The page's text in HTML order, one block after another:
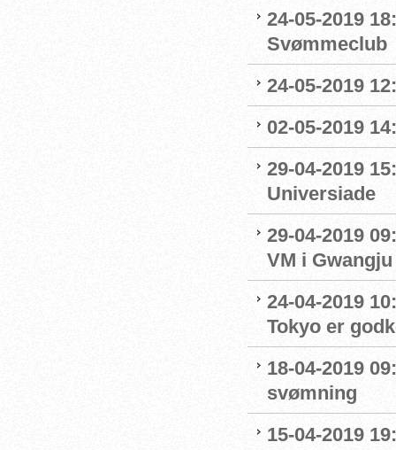
24-05-2019
Svømmeclub
24-05-2019
02-05-2019
29-04-2019
Universiade
29-04-2019
VM i Gwangju
24-04-2019
Tokyo er
18-04-2019
svømning
15-04-2019